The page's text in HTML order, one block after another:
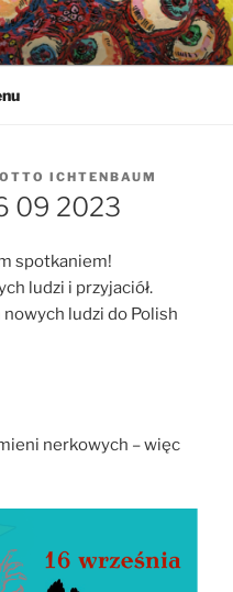
OTTO ICHTENBAUM
09 2023
spotkaniem!
ludzi i przyjaciół.
nowych ludzi do Polish
nerkowych – więc